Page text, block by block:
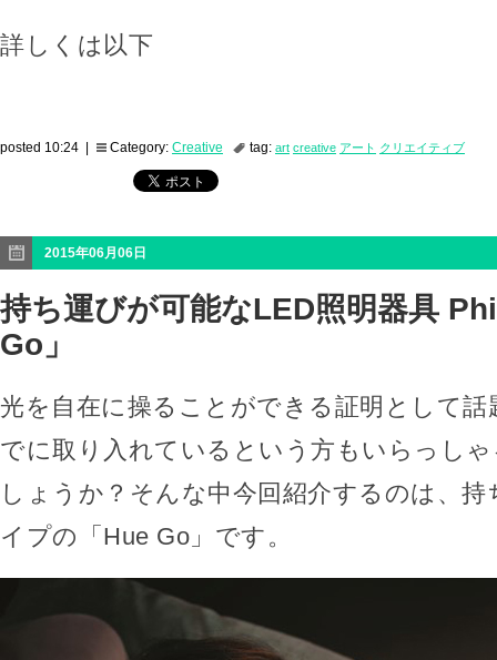
詳しくは以下
posted 10:24 | Category: Creative tag: art creative アート クリエイティブ
2015年06月06日
持ち運びが可能なLED照明器具
Go」
光を自在に操ることができる証明として話
でに取り入れているという方もいらっし
しょうか？そんな中今回紹介するのは、
イプの「Hue Go」です。